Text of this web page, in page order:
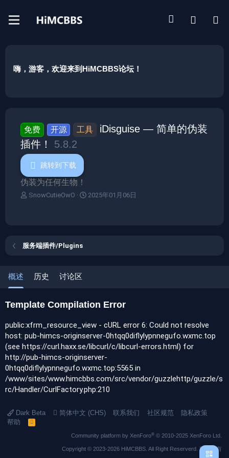
嗨，游客，欢迎来到HiMCBBS论坛！
免费 开源 工具
iDisguise — 简单的伪装
插件！ 5.8.2
跳转到下载
伪装为任何生物！
作
SnowCutieOwO
创
2025年01月06日
服务端插件/Plugins
概述 历史 讨论区
Template Compilation Error
public:xfrm_resource_view - cURL error 6: Could not resolve
host: pub-himcs-originserver-0htqq0diflylypnnegufo.wxmc.top
(see https://curl.haxx.se/libcurl/c/libcurl-errors.html) for
http://pub-himcs-originserver-
0htqq0diflylypnnegufo.wxmc.top:5565 in
/www/sites/www.himcbbs.com/src/vendor/guzzlehttp/guzzle/s
rc/Handler/CurlFactory.php:210
Dark Beta 简体中文 (CHS) 联系我们 社区规范
隐私政策
帮助
R
Community platform by XenForo® © 2010-2025 XenForo Ltd.
Copyright © 2023-2026 HiMCBBS. All Right Reserverd. 版权所有
二维